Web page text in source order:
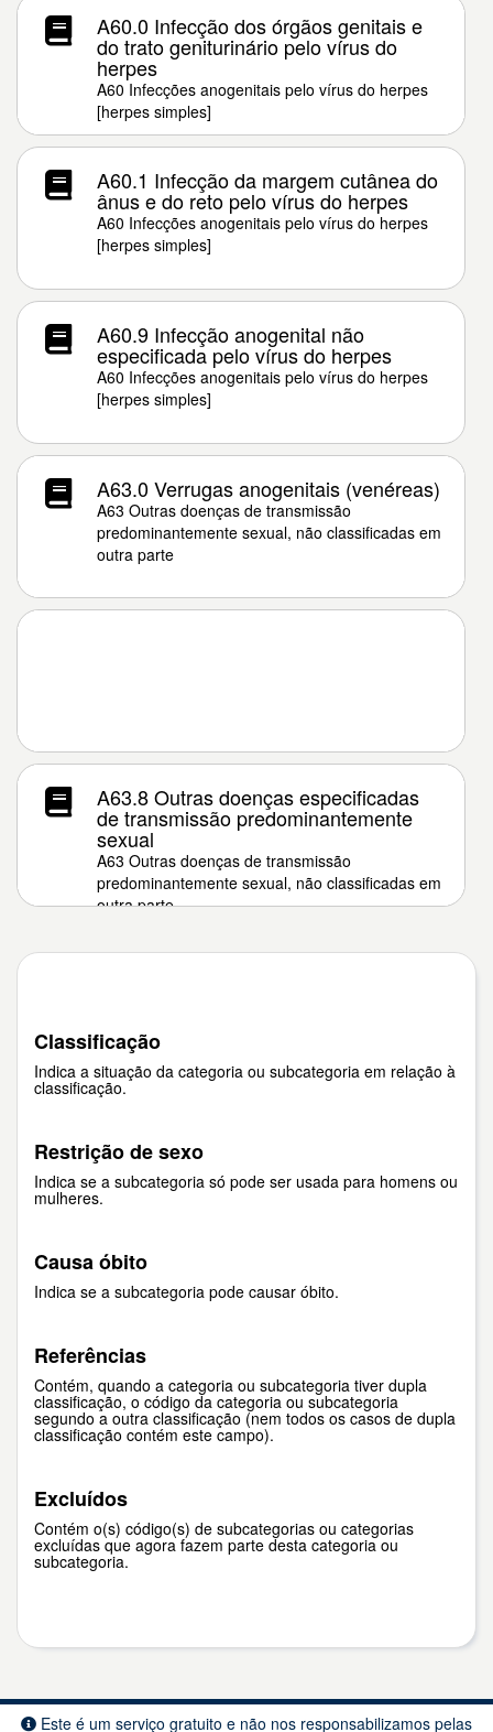
A60.0 Infecção dos órgãos genitais e
do trato geniturinário pelo vírus do
herpes
A60 Infecções anogenitais pelo vírus do herpes
[herpes simples]
A60.1 Infecção da margem cutânea do
ânus e do reto pelo vírus do herpes
A60 Infecções anogenitais pelo vírus do herpes
[herpes simples]
A60.9 Infecção anogenital não
especificada pelo vírus do herpes
A60 Infecções anogenitais pelo vírus do herpes
[herpes simples]
A63.0 Verrugas anogenitais (venéreas)
A63 Outras doenças de transmissão
predominantemente sexual, não classificadas em
outra parte
A63.8 Outras doenças especificadas
de transmissão predominantemente
sexual
A63 Outras doenças de transmissão
predominantemente sexual, não classificadas em
outra parte
Classificação
Indica a situação da categoria ou subcategoria em relação à
classificação.
Restrição de sexo
Indica se a subcategoria só pode ser usada para homens ou
mulheres.
Causa óbito
Indica se a subcategoria pode causar óbito.
Referências
Contém, quando a categoria ou subcategoria tiver dupla
classificação, o código da categoria ou subcategoria
segundo a outra classificação (nem todos os casos de dupla
classificação contém este campo).
Excluídos
Contém o(s) código(s) de subcategorias ou categorias
excluídas que agora fazem parte desta categoria ou
subcategoria.
Este é um serviço gratuito e não nos responsabilizamos pelas